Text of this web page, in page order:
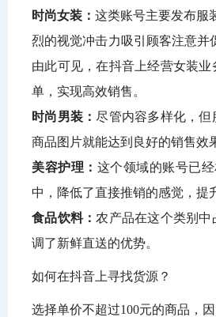
时尚女装：这类账号主要发布服
烈的视觉冲击力吸引顾客注意并
由此可见，在抖音上经营女装
单，实现高效销售。
时尚男装：尽管内容多样化，
商品图片就能达到良好的销售效
美容护理： 这个领域的账号已
中，降低了直接推销的感觉，提
食品饮料：农产品在这个类别
调了新鲜直送的优势。
如何在抖音上寻找货源？
选择单价不超过100元的商品，